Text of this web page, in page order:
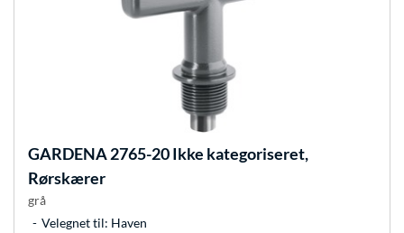
GARDENA2765-20 Ikke kategoriseret,
Rørskærer
grå
Velegnet til: Haven